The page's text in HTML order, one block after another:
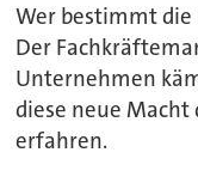
Wer bestimmt die
Der
Unternehmen
diese neue
erfahren.